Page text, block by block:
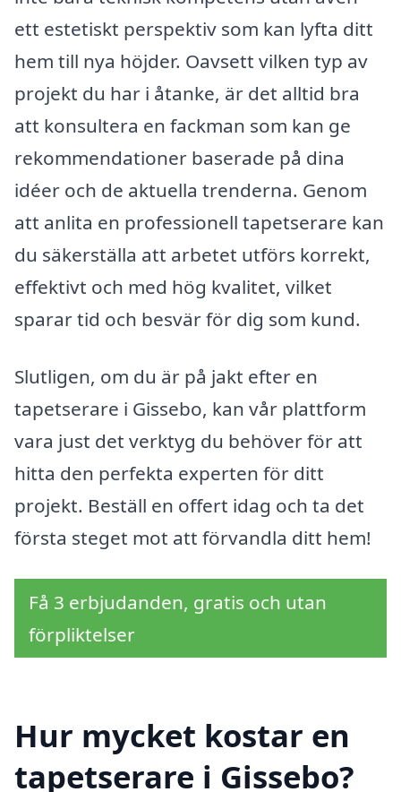
ett estetiskt perspektiv som kan lyfta ditt
hem till nya höjder. Oavsett vilken typ av
projekt du har i åtanke, är det alltid bra
att konsultera en fackman som kan ge
rekommendationer baserade på dina
idéer och de aktuella trenderna. Genom
att anlita en professionell tapetserare kan
du säkerställa att arbetet utförs korrekt,
effektivt och med hög kvalitet, vilket
sparar tid och besvär för dig som kund.
Slutligen, om du är på jakt efter en
tapetserare i Gissebo, kan vår plattform
vara just det verktyg du behöver för att
hitta den perfekta experten för ditt
projekt. Beställ en offert idag och ta det
första steget mot att förvandla ditt hem!
Få 3 erbjudanden, gratis och utan
förpliktelser
Hur mycket kostar en
tapetserare i Gissebo?